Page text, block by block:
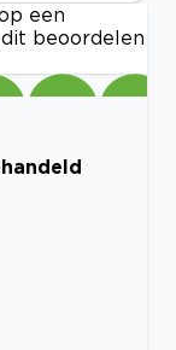
een
beoordelen